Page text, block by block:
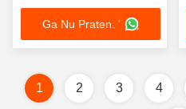
10000 rpm kom-
snelheid en > 10.000 g
centrifugale kracht voor
Ga Nu Praten. '
1 2 3 4